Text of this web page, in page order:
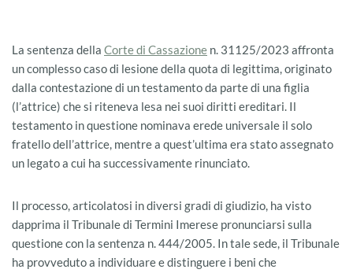
La sentenza della Corte di Cassazione n. 31125/2023 affronta
un complesso caso di lesione della quota di legittima, originato
dalla contestazione di un testamento da parte di una figlia
(l’attrice) che si riteneva lesa nei suoi diritti ereditari. Il
testamento in questione nominava erede universale il solo
fratello dell’attrice, mentre a quest’ultima era stato assegnato
un legato a cui ha successivamente rinunciato.
Il processo, articolatosi in diversi gradi di giudizio, ha visto
dapprima il Tribunale di Termini Imerese pronunciarsi sulla
questione con la sentenza n. 444/2005. In tale sede, il Tribunale
ha provveduto a individuare e distinguere i beni che